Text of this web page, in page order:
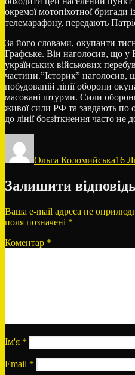
окремої мотопіхотної бригади
телемарафону, передають
За його словами, окупанти
Графське. Він наголосив, що у
українських військових
частини.”Історик” наголосив,
побудованій лінії оборони
масовані штурми. Сили
живої сили РФ та завдають по
до лінії боєзіткнення часто не
Ольга Коломийська16
Залишити відповідь
Ваша e-mail адреса не
поля позначені *
Коментар *
Ім'я *
Email *